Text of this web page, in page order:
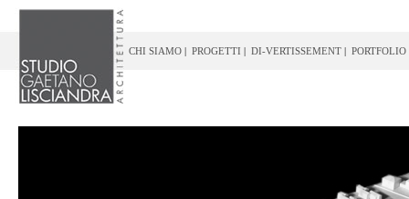
CHI SIAMO | PROGETTI | DI-VERTISSEMENT | PORTFOLIO